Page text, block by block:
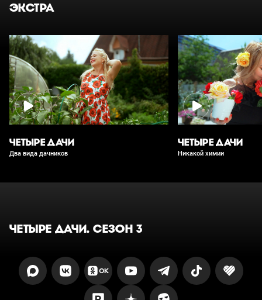
ЭКСТРА
ЧЕТЫРЕ ДАЧИ
Два вида дачников
ЧЕТЫРЕ ДАЧИ
Никакой химии
ЧЕТЫРЕ ДАЧИ. СЕЗОН 3